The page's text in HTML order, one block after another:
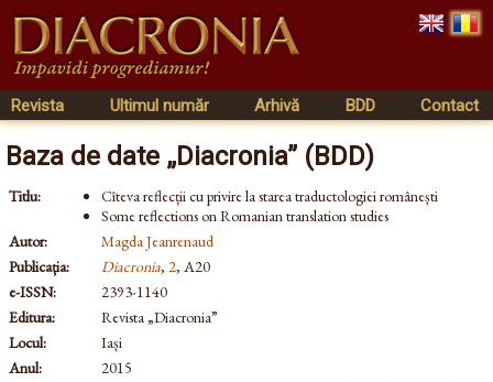
Revista Ultimul număr Arhivă BDD Contact
Baza de date „Diacronia” (BDD)
Titlu:
Cîteva reflecții cu privire la starea traductologiei românești
Some reflections on Romanian translation studies
Autor:
Magda Jeanrenaud
Publicația:
Diacronia, 2, A20
e-ISSN:
2393-1140
Editura:
Revista „Diacronia”
Locul:
Iași
Anul:
2015